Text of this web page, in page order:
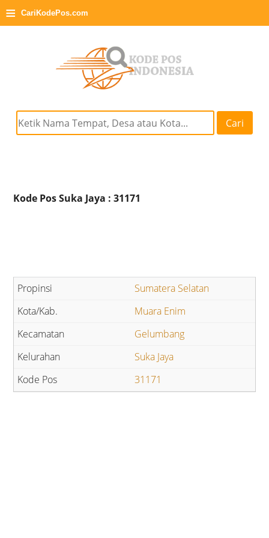
≡ CariKodePos.com
Cari
Kode Pos Suka Jaya : 31171
Sumatera Selatan
Muara Enim
Gelumbang
Suka Jaya
31171